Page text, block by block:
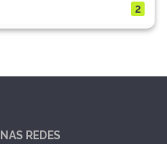
2
NAS REDES